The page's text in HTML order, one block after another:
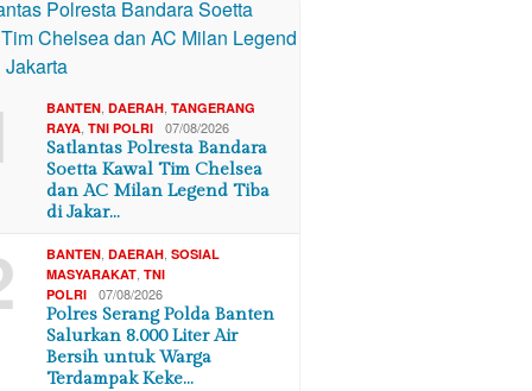
BANTEN,DAERAH,TANGERANG
RAYA,TNI POLRI 07/08/2026
Satlantas Polresta Bandara
Soetta Kawal Tim Chelsea
dan AC Milan Legend Tiba
di Jakar…
BANTEN,DAERAH,SOSIAL
MASYARAKAT,TNI
POLRI
07/08/2026
Polres Serang Polda Banten
Salurkan 8.000 Liter Air
Bersih untuk Warga
Terdampak Keke…